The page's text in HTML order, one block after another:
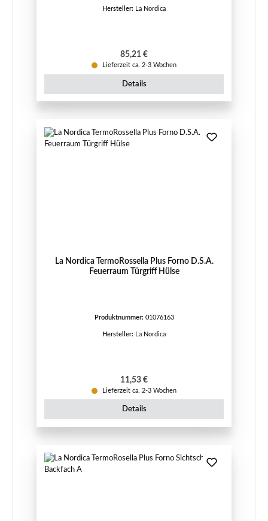
Hersteller: La Nordica
Regulärer Preis:
85,21 €
Lieferzeit ca. 2-3 Wochen
Details
La Nordica TermoRossella Plus Forno D.S.A.
Feuerraum Türgriff Hülse
Produktnummer: 01076163
Hersteller: La Nordica
Regulärer Preis:
11,53 €
Lieferzeit ca. 2-3 Wochen
Details